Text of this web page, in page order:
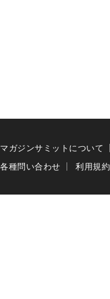
マガジンサミットについて
各種問い合わせ
利用規約